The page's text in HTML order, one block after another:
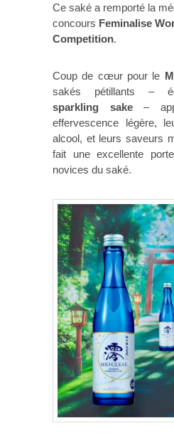
Ce saké a remporté la
concours Feminalise
Competition.
Coup de cœur pour le
sakés pétillants –
sparkling sake–
effervescence légère,
alcool, et leurs saveurs
fait une excellente
novices du saké.